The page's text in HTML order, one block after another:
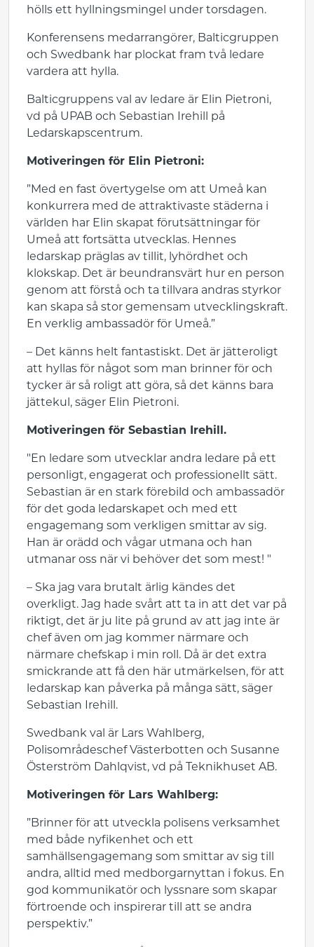
hölls ett hyllningsmingel under torsdagen.
Konferensens medarrangörer, Balticgruppen
och Swedbank har plockat fram två ledare
vardera att hylla.
Balticgruppens val av ledare är Elin Pietroni,
vd på UPAB och Sebastian Irehill på
Ledarskapscentrum.
Motiveringen för Elin Pietroni:
”Med en fast övertygelse om att Umeå kan
konkurrera med de attraktivaste städerna i
världen har Elin skapat förutsättningar för
Umeå att fortsätta utvecklas. Hennes
ledarskap präglas av tillit, lyhördhet och
klokskap. Det är beundransvärt hur en person
genom att förstå och ta tillvara andras styrkor
kan skapa så stor gemensam utvecklingskraft.
En verklig ambassadör för Umeå.”
– Det känns helt fantastiskt. Det är jätteroligt
att hyllas för något som man brinner för och
tycker är så roligt att göra, så det känns bara
jättekul, säger Elin Pietroni.
Motiveringen för Sebastian Irehill.
"En ledare som utvecklar andra ledare på ett
personligt, engagerat och professionellt sätt.
Sebastian är en stark förebild och ambassadör
för det goda ledarskapet och med ett
engagemang som verkligen smittar av sig.
Han är orädd och vågar utmana och han
utmanar oss när vi behöver det som mest! "
– Ska jag vara brutalt ärlig kändes det
overkligt. Jag hade svårt att ta in att det var på
riktigt, det är ju lite på grund av att jag inte är
chef även om jag kommer närmare och
närmare chefskap i min roll. Då är det extra
smickrande att få den här utmärkelsen, för att
ledarskap kan påverka på många sätt, säger
Sebastian Irehill.
Swedbank val är Lars Wahlberg,
Polisområdeschef Västerbotten och Susanne
Österström Dahlqvist, vd på Teknikhuset AB.
Motiveringen för Lars Wahlberg:
”Brinner för att utveckla polisens verksamhet
med både nyfikenhet och ett
samhällsengagemang som smittar av sig till
andra, alltid med medborgarnyttan i fokus. En
god kommunikatör och lyssnare som skapar
förtroende och inspirerar till att se andra
perspektiv.”